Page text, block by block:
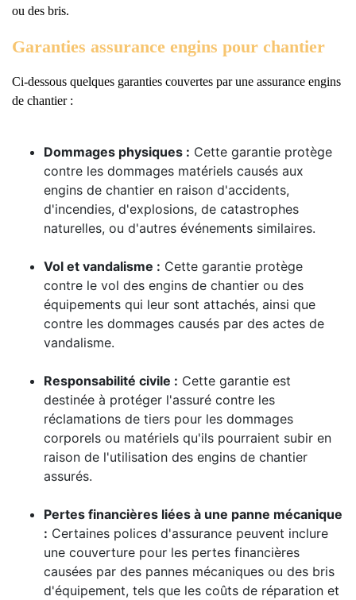
ou des bris.
Garanties assurance engins pour chantier
Ci-dessous quelques garanties couvertes par une assurance engins
de chantier :
Dommages physiques : Cette garantie protège
contre les dommages matériels causés aux
engins de chantier en raison d'accidents,
d'incendies, d'explosions, de catastrophes
naturelles, ou d'autres événements similaires.
Vol et vandalisme : Cette garantie protège
contre le vol des engins de chantier ou des
équipements qui leur sont attachés, ainsi que
contre les dommages causés par des actes de
vandalisme.
Responsabilité civile : Cette garantie est
destinée à protéger l'assuré contre les
réclamations de tiers pour les dommages
corporels ou matériels qu'ils pourraient subir en
raison de l'utilisation des engins de chantier
assurés.
Pertes financières liées à une panne mécanique
: Certaines polices d'assurance peuvent inclure
une couverture pour les pertes financières
causées par des pannes mécaniques ou des bris
d'équipement, tels que les coûts de réparation et